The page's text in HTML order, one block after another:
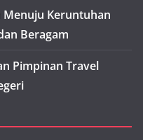
Menuju Keruntuhan
Beragam
Pimpinan Travel